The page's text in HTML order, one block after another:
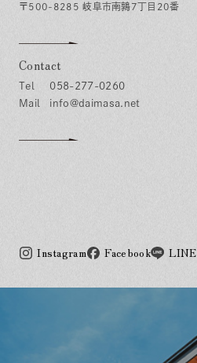
〒500-8285 岐阜市南鶉7丁目20番
Contact
058-277-0260
info@daimasa.net
Instagram Facebook LINE